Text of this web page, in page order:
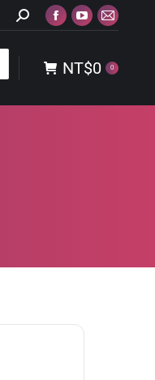
Search:
Facebook
opens
new
YouTube
opens
new
Mail
opens
new
NT$0 0
NT$0